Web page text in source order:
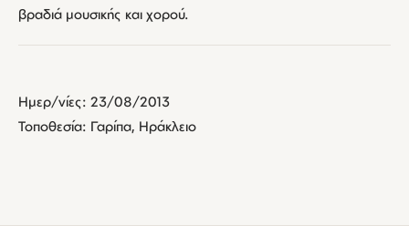
βραδιά μουσικής και χορού.
Ημερ/νίες: 23/08/2013
Τοποθεσία: Γαρίπα, Ηράκλειο